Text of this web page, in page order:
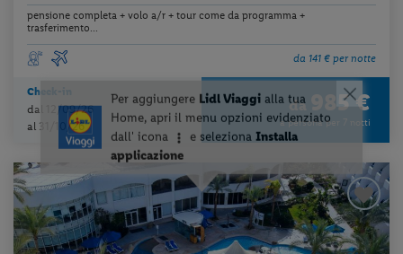
pensione completa + volo a/r + tour come da programma +
trasferimento...
da 141 € per notte
Check-in
dal 12/09/26
al 31/10/26
da 985 €
a persona per 7 notti